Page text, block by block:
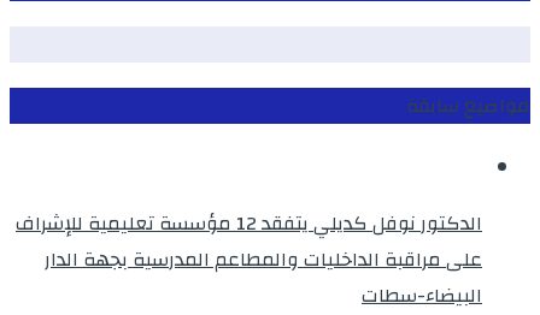
مواضيع سابقة
الدكتور نوفل كديلي يتفقد 12 مؤسسة تعليمية للإشراف
على مراقبة الداخليات والمطاعم المدرسية بجهة الدار
البيضاء-سطات